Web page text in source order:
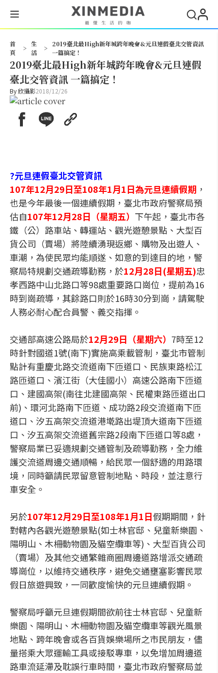
首
頁
>
生
活
>
2019臺北最High新年城跨年晚會&元旦連假臺北交管資訊
一篇搞定！
2019臺北最High新年城跨年晚會&元旦連假
臺北交管資訊 一篇搞定！
By欣攝影2018/12/26
?元旦連假臺北交管資訊
107年12月29日至108年1月1日為元旦連續假期 ，
也是今年最後一個連續假期，臺北市政府警察局預
估自107年12月28日（星期五） 下午起，臺北市各
鐵（公）路車站、轉運站、觀光遊憩景點、大型百
貨公司（賣場）將陸續湧現返鄉、購物及出遊人、
車潮，為使民眾均能順遂、如意的到達目的地，警
察局特規劃交通疏導勤務，於12月28日(星期五)忠
孝西路中山北路口等98處重要路口崗位，提前為16
時到崗疏導，其餘路口則於16時30分到崗，請駕駛
人務必耐心配合員警、義交指揮。
交通部高速公路局於12月29日（星期六） 7時至12
時針對國道1號(南下)實施高乘載管制，臺北市管制
點計有重慶北路交流道南下匝道口、民族東路松江
路匝道口、濱江街（大佳國小）高速公路南下匝道
口、建國高架(南往北建國高架、民權東路匝道出口
前)、環河北路南下匝道、成功路2段交流道南下匝
道口、汐五高架交流道港墘路出堤頂大道南下匝道
口、汐五高架交流道舊宗路2段南下匝道口等8處，
警察局業已妥適規劃交通管制及疏導勤務，全力維
護交流道周邊交通順暢，給民眾一個舒適的用路環
境，同時籲請民眾留意管制地點、時段，並注意行
車安全。
另於107年12月29日至108年1月1日假期期間，針
對轄內各觀光遊憩景點(如士林官邸、兒童新樂園、
陽明山、木柵動物園及貓空纜車等)、大型百貨公司
（賣場）及其他交通繁雜商圈周邊道路增派交通疏
導崗位，以維持交通秩序，避免交通壅塞影響民眾
假日旅遊興致，一同歡度愉快的元旦連續假期。
警察局呼籲元旦連假期間欲前往士林官邸、兒童新
樂園、陽明山、木柵動物園及貓空纜車等觀光風景
地點、跨年晚會或各百貨娛樂場所之市民朋友，儘
量搭乘大眾運輸工具或接駁專車，以免增加周邊道
路車流延滯及耽誤行車時間，臺北市政府警察局並